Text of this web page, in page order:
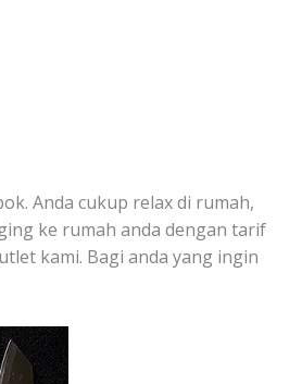
Anda cukup relax di rumah,
ke rumah anda dengan tarif
kami. Bagi anda yang ingin